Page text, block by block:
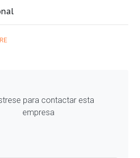
para contactar esta
empresa